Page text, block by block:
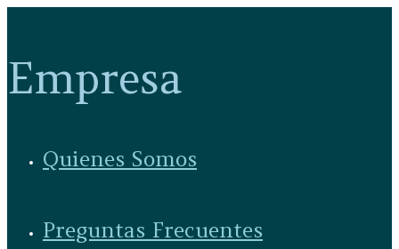
Empresa
Quienes Somos
Preguntas Frecuentes